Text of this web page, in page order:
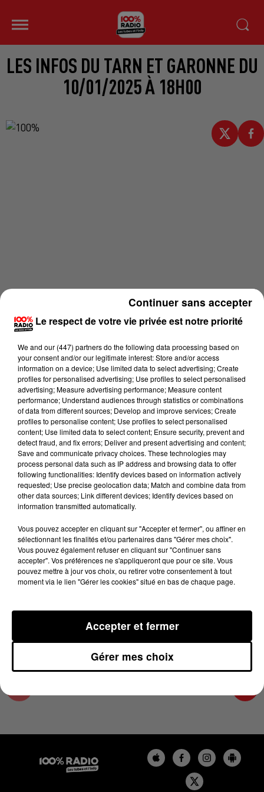
LES INFOS DU TARN ET GARONNE DU
10/01/2025 À 18H00
Lecture (4 min 4 sec)
100%
100% Radio les infos du Tarn et Garonne
10 janvier 2025 - 4 min 4 sec
LES INFOS DU TARN ET GARONNE DU
10/01/2025 À 18H00
Podcasts infos du Tarn et Garonne
Le respect de votre vie privée est notre priorité
We and our (447) partnersdo the following data processing based on
your consent and/or our legitimate interest: Store and/or access
information on a device; Use limited data to select advertising; Create
profiles for personalised advertising; Use profiles to select personalised
advertising; Measure advertising performance; Measure content
performance; Understand audiences through statistics or combinations
of data from different sources; Develop and improve services; Create
profiles to personalise content; Use profiles to select personalised
content; Use limited data to select content; Ensure security, prevent and
detect fraud, and fix errors; Deliver and present advertising and content;
Save and communicate privacy choices. These technologies may
process personal data such as IP address and browsing data to offer
following functionalities: Identify devices based on information actively
requested; Use precise geolocation data; Match and combine data from
other data sources; Link different devices; Identify devices based on
information transmitted automatically.
Vous pouvez accepter en cliquant sur "Accepter et fermer", ou affiner en
sélectionnant les finalités et/ou partenaires dans "Gérer mes choix".
Vous pouvez également refuser en cliquant sur "Continuer sans
accepter". Vos préférences ne s'appliqueront que pour ce site. Vous
pouvez mettre à jour vos choix, ou retirer votre consentement à tout
moment via le lien "Gérer les cookies" situé en bas de chaque page.
Gérer mes choix
Accepter et fermer
Continuer sans accepter